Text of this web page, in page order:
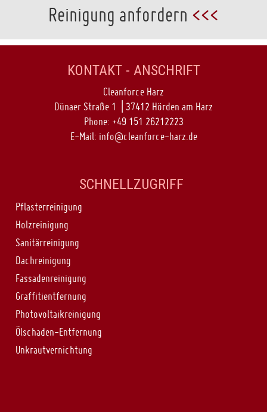
Reinigung anfordern <<<
KONTAKT - ANSCHRIFT
Cleanforce Harz
Dünaer Straße 1 | 37412 Hörden am Harz
Phone: +49 151 26212223
E-Mail: info@cleanforce-harz.de
SCHNELLZUGRIFF
Pflasterreinigung
Holzreinigung
Sanitärreinigung
Dachreinigung
Fassadenreinigung
Graffitientfernung
Photovoltaikreinigung
Ölschaden-Entfernung
Unkrautvernichtung